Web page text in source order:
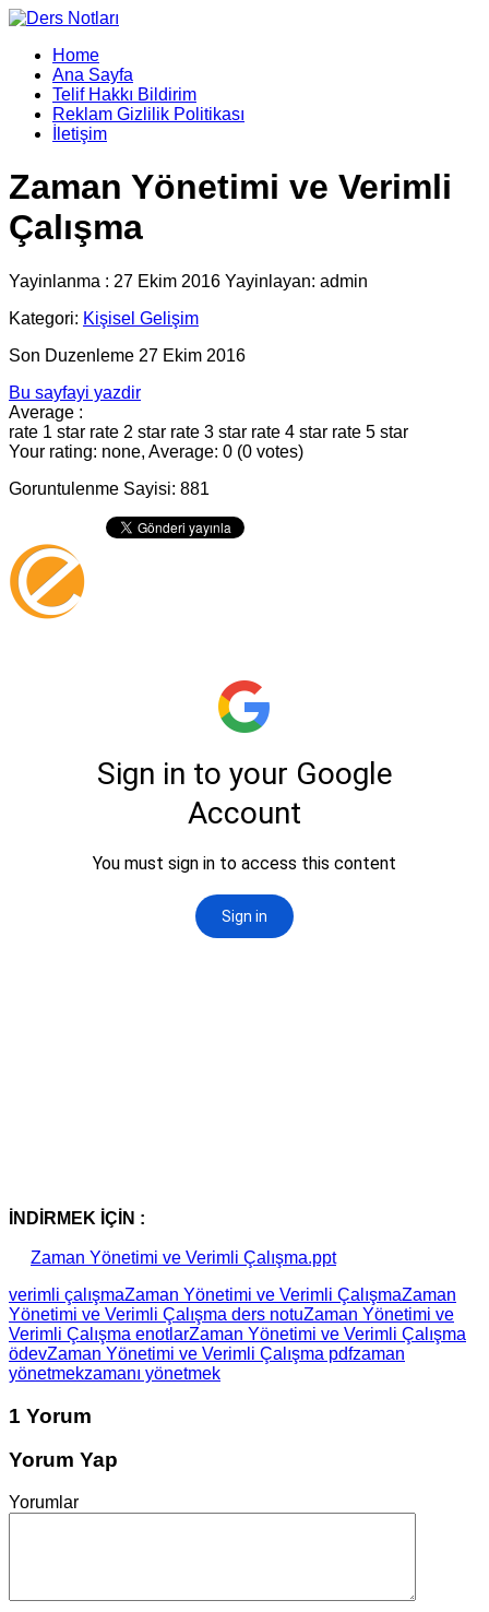
Home
Ana Sayfa
Telif Hakkı Bildirim
Reklam Gizlilik Politikası
İletişim
Zaman Yönetimi ve Verimli
Çalışma
Yayinlanma : 27 Ekim 2016 Yayinlayan: admin
Kategori: Kişisel Gelişim
Son Duzenleme 27 Ekim 2016
Bu sayfayi yazdir
Average :
rate 1 star rate 2 star rate 3 star rate 4 star rate 5 star
Your rating: none, Average: 0 (0 votes)
Goruntulenme Sayisi: 881
İNDİRMEK İÇİN :
Zaman Yönetimi ve Verimli Çalışma.ppt
verimli çalışmaZaman Yönetimi ve Verimli ÇalışmaZaman
Yönetimi ve Verimli Çalışma ders notuZaman Yönetimi ve
Verimli Çalışma enotlarZaman Yönetimi ve Verimli Çalışma
ödevZaman Yönetimi ve Verimli Çalışma pdfzaman
yönetmekzamanı yönetmek
1 Yorum
Yorum Yap
Yorumlar